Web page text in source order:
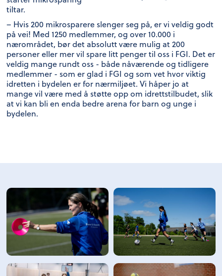
tiltar.
– Hvis 200 mikrosparere slenger seg på, er vi veldig godt
på vei! Med 1250 medlemmer, og over 10.000 i
nærområdet, bør det absolutt være mulig at 200
personer eller mer vil spare litt penger til oss i FGI. Det er
veldig mange rundt oss - både nåværende og tidligere
medlemmer - som er glad i FGI og som vet hvor viktig
idretten i bydelen er for nærmiljøet. Vi håper jo at
mange vil være med å støtte opp om idrettstilbudet, slik
at vi kan bli en enda bedre arena for barn og unge i
bydelen.